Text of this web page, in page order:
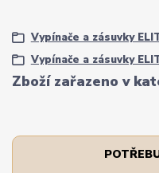
Zboží zařazeno v
Vypínače a zásuvky
Vypínače a zásuvky